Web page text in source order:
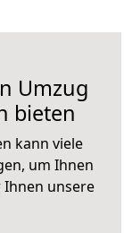
Umzug
bieten
kann viele
um Ihnen
Ihnen unsere